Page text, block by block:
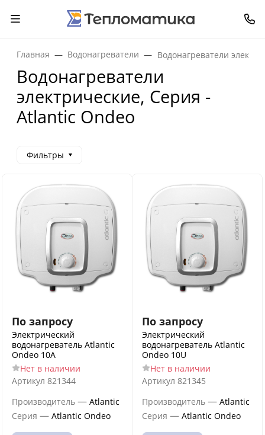
Главная Водонагреватели Водонагреватели
Водонагреватели
электрические, Серия -
Atlantic Ondeo
Фильтры
По запросу
Электрический
водонагреватель Atlantic
Ondeo 10A
Нет в наличии
Артикул 821344
Производитель — Atlantic
Серия — Atlantic Ondeo
По запросу
Электрический
водонагреватель Atlantic
Ondeo 10U
Нет в наличии
Артикул 821345
Производитель — Atlantic
Серия — Atlantic Ondeo